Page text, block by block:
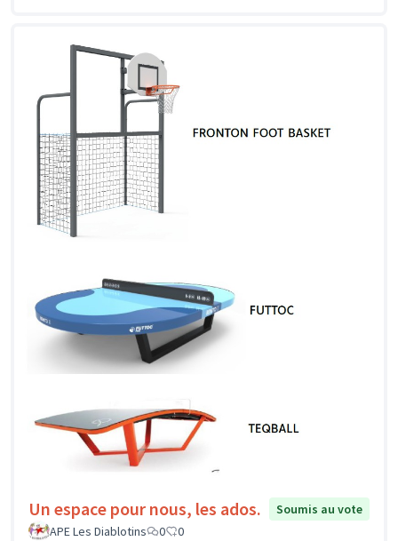
Un espace pour nous, les ados.
Soumis au vote
APE Les Diablotins
0 0